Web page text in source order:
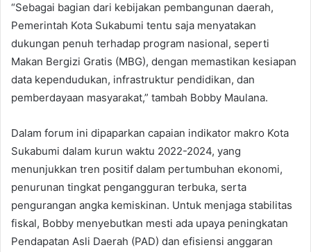
“Sebagai bagian dari kebijakan pembangunan daerah,
Pemerintah Kota Sukabumi tentu saja menyatakan
dukungan penuh terhadap program nasional, seperti
Makan Bergizi Gratis (MBG), dengan memastikan kesiapan
data kependudukan, infrastruktur pendidikan, dan
pemberdayaan masyarakat,” tambah Bobby Maulana.
Dalam forum ini dipaparkan capaian indikator makro Kota
Sukabumi dalam kurun waktu 2022-2024, yang
menunjukkan tren positif dalam pertumbuhan ekonomi,
penurunan tingkat pengangguran terbuka, serta
pengurangan angka kemiskinan. Untuk menjaga stabilitas
fiskal, Bobby menyebutkan mesti ada upaya peningkatan
Pendapatan Asli Daerah (PAD) dan efisiensi anggaran